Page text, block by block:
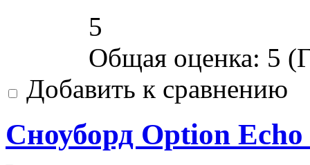
5
Общая оценка: 5 (
Добавить к сравнению
Сноуборд Option Echo